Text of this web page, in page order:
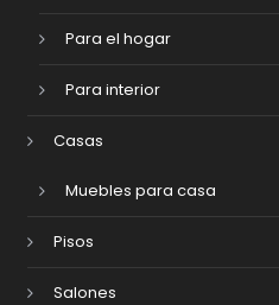
Para el hogar
Para interior
Casas
Muebles para casa
Pisos
Salones